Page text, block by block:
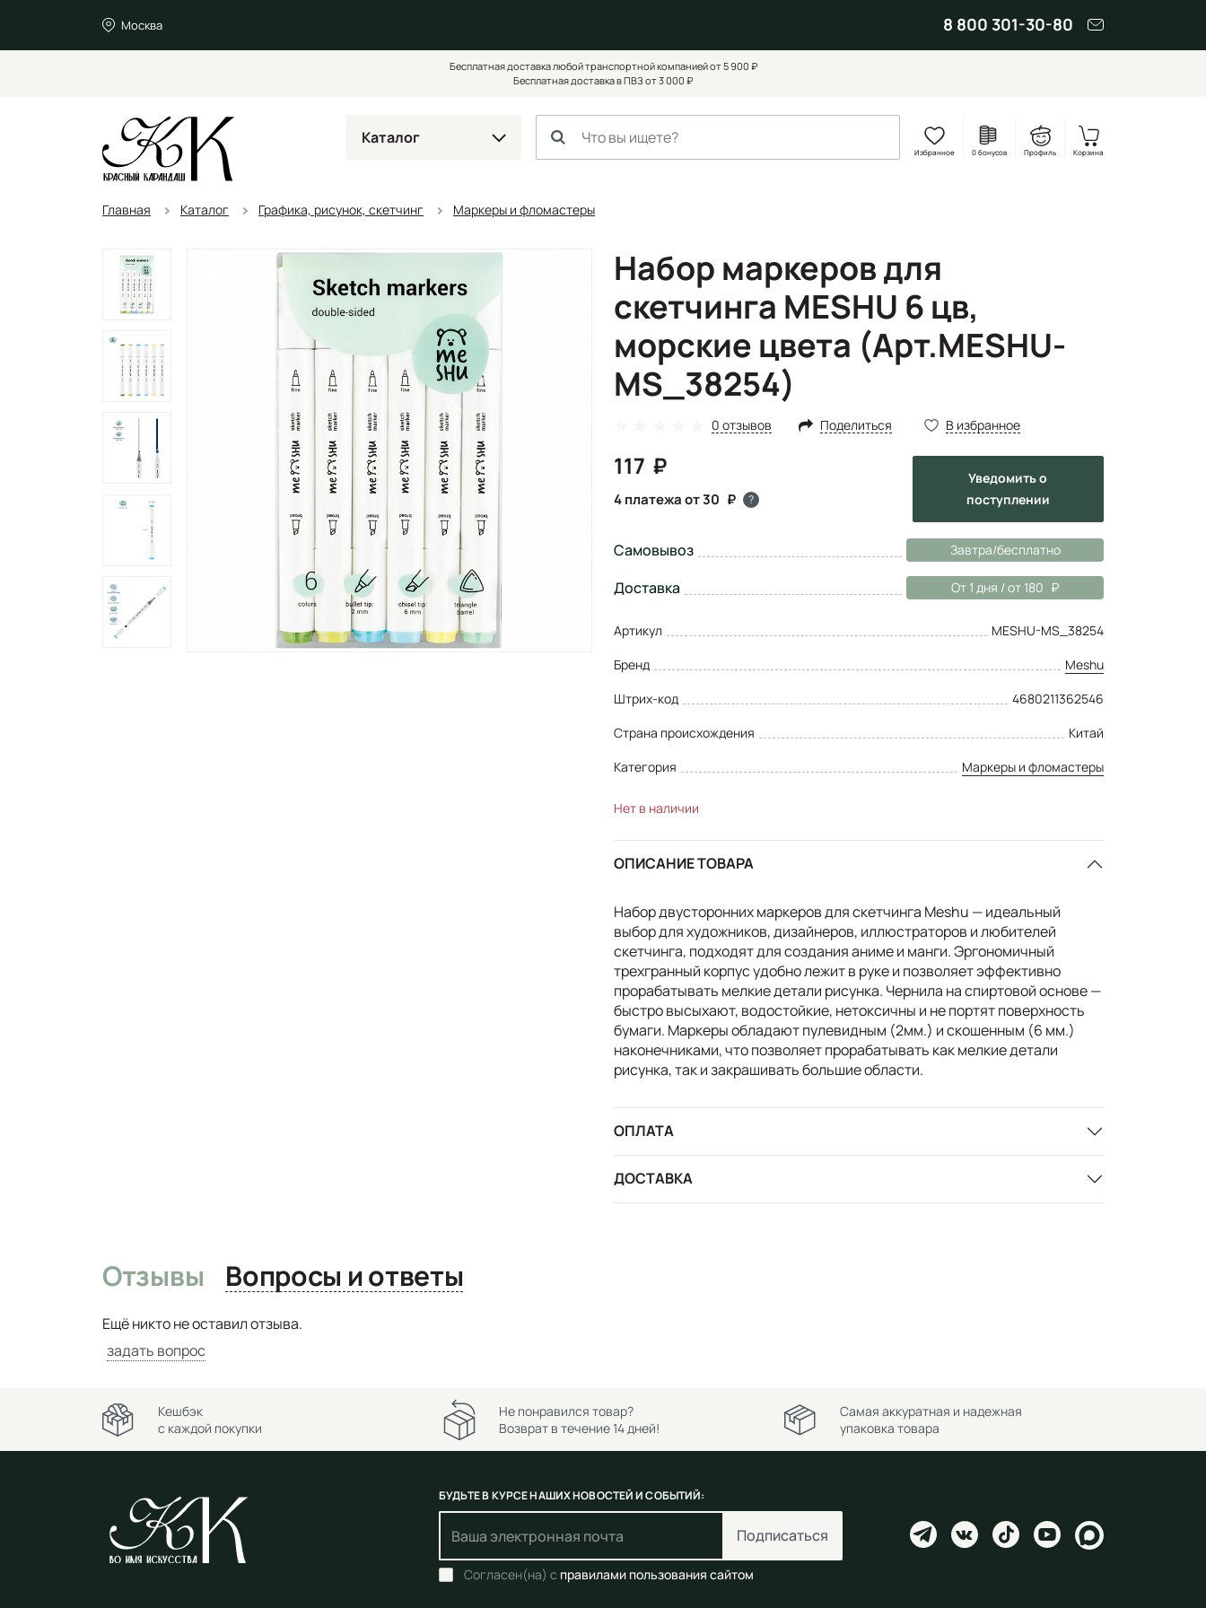
Москва 8 800 301-30-80
Бесплатная доставка любой транспортной компанией от 5 900 ₽
Бесплатная доставка в ПВЗ от 3 000 ₽
Каталог
Избранное 0 бонусов Профиль Корзина
Главная Каталог Графика, рисунок, скетчинг Маркеры и фломастеры
Набор маркеров для
скетчинга MESHU 6 цв,
морские цвета (Арт.MESHU-
MS_38254)
0 отзывов Поделиться В избранное
117
4 платежа от 30 ?
Уведомитьо
поступлении
Самовывоз Завтра/бесплатно
Доставка От 1 дня / от 180
Артикул
MESHU-MS_38254
Бренд
Meshu
Штрих-код
4680211362546
Страна происхождения
Китай
Категория
Маркеры и фломастеры
Нет в наличии
ОПИСАНИЕ ТОВАРА
Набор двусторонних маркеров для скетчинга Meshu — идеальный
выбор для художников, дизайнеров, иллюстраторов и любителей
скетчинга, подходят для создания аниме и манги. Эргономичный
трехгранный корпус удобно лежит в руке и позволяет эффективно
прорабатывать мелкие детали рисунка. Чернила на спиртовой основе —
быстро высыхают, водостойкие, нетоксичны и не портят поверхность
бумаги. Маркеры обладают пулевидным (2мм.) и скошенным (6 мм.)
наконечниками, что позволяет прорабатывать как мелкие детали
рисунка, так и закрашивать большие области.
ОПЛАТА
ДОСТАВКА
Отзывы Вопросы и ответы
Ещё никто не оставил отзыва.
задать вопрос
Кешбэк
с каждой покупки
Не понравился товар?
Возврат в течение 14 дней!
Самая аккуратная и надежная
упаковка товара
БУДЬТЕ В КУРСЕ НАШИХ НОВОСТЕЙ И СОБЫТИЙ:
Подписаться
Согласен(на) с правилами пользования сайтом